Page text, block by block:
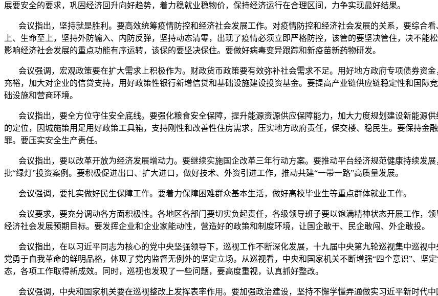
展要安全的要求，巩固经济回升向好趋势，着力稳就业稳物价，保持经济运行在合理区间，力争实现最好结果。
会议指出，坚持就是胜利。要高效统筹疫情防控和经济社会发展工作。对疫情防控和经济社会发展的关系，要综合
上、生命至上，坚持外防输入、内防反弹，坚持动态清零，出现了疫情必须立即严格防控，该管的要坚决管住，决不
影响经济社会发展的重点功能有序运转，该保的要坚决保住。要做好病毒变异跟踪和新疫苗新药物研发。
会议强调，宏观政策要在扩大需求上积极作为。财政货币政策要有效弥补社会需求不足。用好地方政府专项债券资
充裕，加大对企业的信贷支持，用好政策性银行新增信贷和基础设施建设投资基金。要提高产业链供应链稳定性和国际
础设施和营商环境。
会议指出，要全方位守住安全底线。要强化粮食安全保障，提升能源资源供应保障能力，加大力度规划建设新能源
的定位，因城施策用足用好政策工具箱，支持刚性和改善性住房需求，压实地方政府责任，保交楼、稳民生。要保持金
罪。要压实安全生产责任。
会议指出，要以改革开放为经济发展增动力。要继续实施国企改革三年行动方案。要推动平台经济规范健康持续发
批“绿灯”投资案例。要积极促进出口、扩大进口，做好技术、外资引进工作，推动共建“一带一路”高质量发展。
会议强调，要扎实做好民生保障工作。要着力保障困难群众基本生活，做好高校毕业生等重点群体就业工作。
会议要求，要充分调动各方面积极性。各地区各部门要切实负起责任，各级领导班子要以饱满精神状态开展工作，
经济社会发展预期目标。要发挥企业和企业家能动性，营造好的政策和制度环境，让国企敢干、民企敢闯、外企敢投。
会议指出，在以习近平同志为核心的党中央坚强领导下，巡视工作不断深化发展，十九届中央第九轮巡视集中巡视中
党勇于自我革命的鲜明品格，体现了党内监督无例外的坚定立场。从巡视看，中央和国家机关不断增强“四个意识”、坚
态，各项工作取得新成效。同时，巡视也发现了一些问题，要高度重视，认真抓好整改。
会议强调，中央和国家机关要在巡视整改上发挥表率作用。要加强政治建设，坚持不懈学懂弄通做实习近平新时代